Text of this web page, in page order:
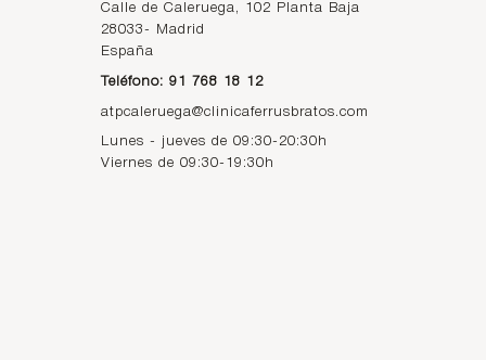
Calle de Caleruega, 102 Planta Baja
28033-
Madrid
España
Teléfono: 91 768 18 12
atpcaleruega@clinicaferrusbratos.com
Lunes - jueves de 09:30-20:30h
Viernes de 09:30-19:30h